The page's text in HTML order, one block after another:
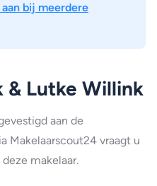
bij meerdere
& Lutke Willink
aan de
Makelaarscout24 vraagt u
makelaar.